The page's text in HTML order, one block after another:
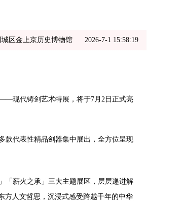
城区金上京历史博物馆 2026-7-1 15:58:19
现代铸剑艺术特展，将于7月 2日正式亮
款代表性精品剑器集中展出，全方位呈现
「薪火之承」三大主题展区，层层递进解
方人文哲思，沉浸式感受跨越千年的中华